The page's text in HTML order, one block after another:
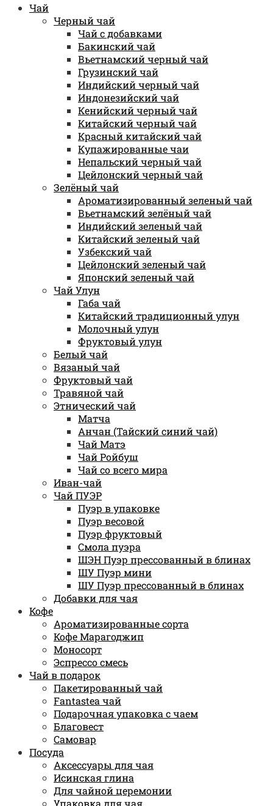
Чай
Черный чай
Чай с добавками
Бакинский чай
Вьетнамский черный чай
Грузинский чай
Индийский черный чай
Индонезийский чай
Кенийский черный чай
Китайский черный чай
Красный китайский чай
Купажированные чаи
Непальский черный чай
Цейлонский черный чай
Зелёный чай
Ароматизированный зеленый чай
Вьетнамский зелёный чай
Индийский зеленый чай
Китайский зеленый чай
Узбекский чай
Цейлонский зеленый чай
Японский зеленый чай
Чай Улун
Габа чай
Китайский традиционный улун
Молочный улун
Фруктовый улун
Белый чай
Вязаный чай
Фруктовый чай
Травяной чай
Этнический чай
Матча
Анчан (Тайский синий чай)
Чай Матэ
Чай Ройбуш
Чай со всего мира
Иван-чай
Чай ПУЭР
Пуэр в упаковке
Пуэр весовой
Пуэр фруктовый
Смола пуэра
ШЭН Пуэр прессованный в блинах
ШУ Пуэр мини
ШУ Пуэр прессованный в блинах
Добавки для чая
Кофе
Ароматизированные сорта
Кофе Марагоджип
Моносорт
Эспрессо смесь
Чай в подарок
Пакетированный чай
Fantastea чай
Подарочная упаковка с чаем
Благовест
Самовар
Посуда
Аксессуары для чая
Исинская глина
Для чайной церемонии
Упаковка для чая